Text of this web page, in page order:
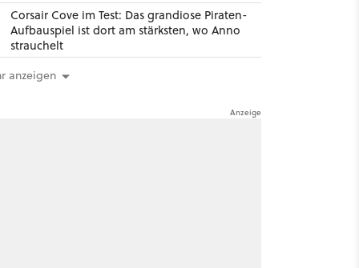
Corsair Cove im Test: Das grandiose Piraten-
Aufbauspiel ist dort am stärksten, wo Anno
strauchelt
anzeigen